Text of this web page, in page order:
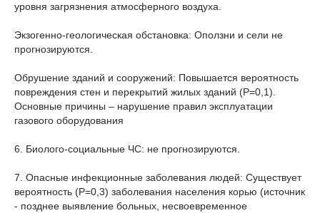
уровня загрязнения атмосферного воздуха.
Экзогенно-геологическая обстановка: Оползни и сели не
прогнозируются.
Обрушение зданий и сооружений: Повышается вероятность
повреждения стен и перекрытий жилых зданий (Р=0,1).
Основные причины – нарушение правил эксплуатации
газового оборудования
6. Биолого-социальные ЧС: не прогнозируются.
7. Опасные инфекционные заболевания людей: Существует
вероятность (Р=0,3) заболевания населения корью (источник
- позднее выявление больных, несвоевременное